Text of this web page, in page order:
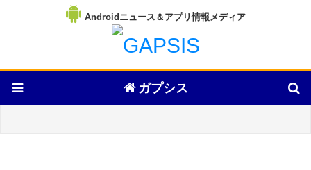
Androidニュース＆アプリ情報メディア
ガプシス